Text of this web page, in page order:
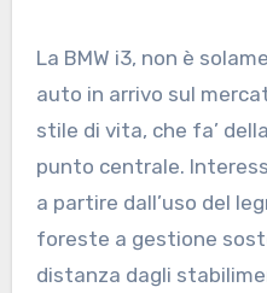
La BMW i3, non è
auto in arrivo sul
stile di vita, che fa’
punto centrale.
a partire dall’uso del
foreste a gestione
distanza dagli